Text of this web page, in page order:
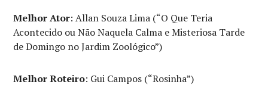
Melhor Ator: Allan Souza Lima (“O Que Teria
Acontecido ou Não Naquela Calma e Misteriosa Tarde
de Domingo no Jardim Zoológico”)
Melhor Roteiro: Gui Campos (“Rosinha”)